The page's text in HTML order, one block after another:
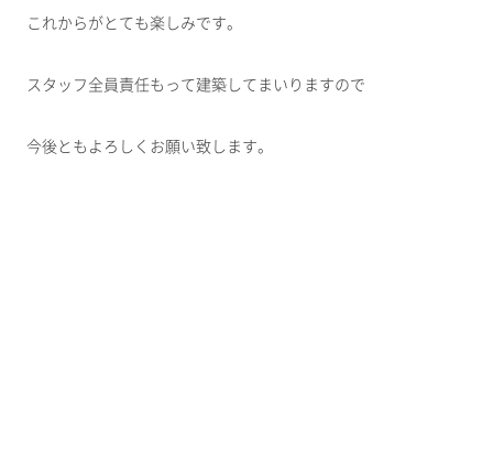
これからがとても楽しみです。
スタッフ全員責任もって建築してまいりますので
今後ともよろしくお願い致します。